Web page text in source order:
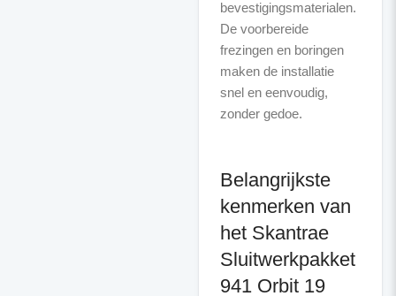
bevestigingsmaterialen.
De voorbereide
frezingen en boringen
maken de installatie
snel en eenvoudig,
zonder gedoe.
Belangrijkste
kenmerken van
het Skantrae
Sluitwerkpakket
941 Orbit 19